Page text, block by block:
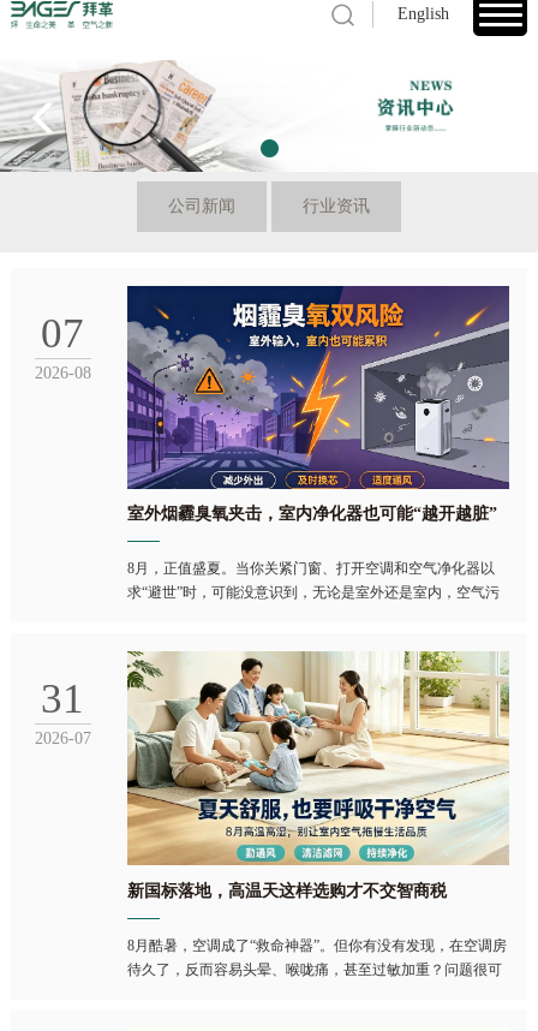
English
公司新闻 行业资讯
07
2026-08
室外烟霾臭氧夹击，室内净化器也可能“越开越脏”
8月，正值盛夏。当你关紧门窗、打开空调和空气净化器以
求“避世”时，可能没意识到，无论是室外还是室内，空气污
有毒烟尘随风扩散，导致下风向居民出现喉咙干、咳嗽等不
适症状。当地政府通报确认对周边空气质量造
31
2026-07
​新国标落地，高温天这样选购才不交智商税
8月酷暑，空调成了“救命神器”。但你有没有发现，在空调房
待久了，反而容易头晕、喉咙痛，甚至过敏加重？问题很可